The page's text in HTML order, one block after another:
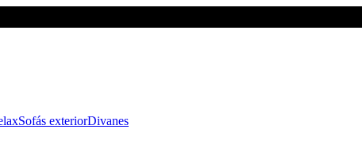
Sofás exteriorDivanes